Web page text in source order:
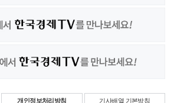
개인정보처리방침 기사배열 기본방침